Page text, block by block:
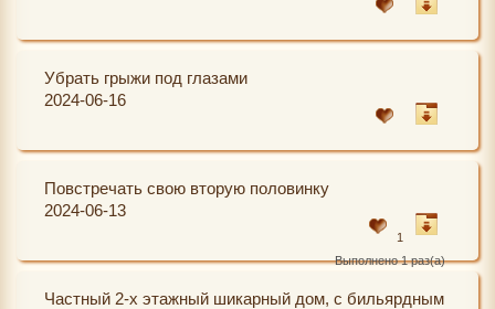
Убрать грыжи под глазами
2024-06-16
Повстречать свою вторую половинку
2024-06-13
1
Выполнено 1 раз(а)
Частный 2-х этажный шикарный дом, с бильярдным